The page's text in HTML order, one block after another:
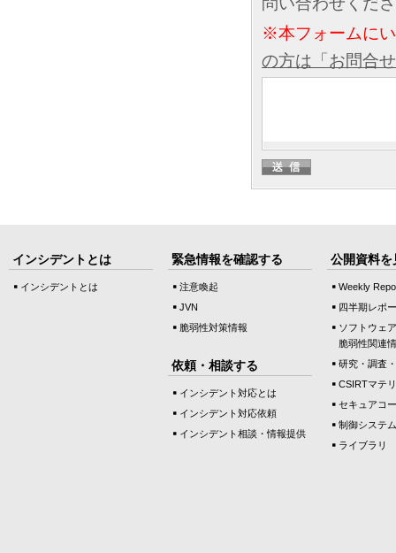
※本フォームに
の方は「お問合
インシデントとは
インシデントとは
緊急情報を確認する
注意喚起
JVN
脆弱性対策情報
依頼・相談する
インシデント対応とは
インシデント対応依頼
インシデント相談・情報提供
公開資料を
Weekly
四半期レポ
ソフトウェ
脆弱性関連
研究・調査
CSIRTマテ
セキュアコ
制御システ
ライブラリ